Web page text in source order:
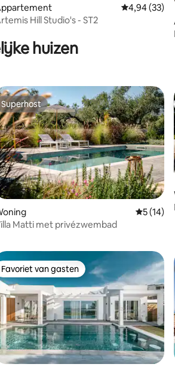
van 4,85 uit 5, 133 recensies
Gemiddelde
4,94 (33)
Hill Studio's - ST2
huizen
van 4,97 uit 5, 141 recensies
Superhost
Superhost
5 (14)
Matti met privézwembad
Favoriet van gasten
Favoriet van gasten